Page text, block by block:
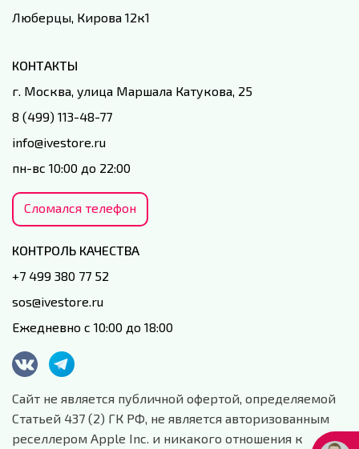
Люберцы, Кирова 12к1
КОНТАКТЫ
г. Москва, улица Маршала Катукова, 25
8 (499) 113-48-77
info@ivestore.ru
пн-вс 10:00 до 22:00
Сломался телефон
КОНТРОЛЬ КАЧЕСТВА
+7 499 380 77 52
sos@ivestore.ru
Ежедневно с 10:00 до 18:00
Сайт не является публичной офертой, определяемой
Статьей 437 (2) ГК РФ, не является авторизованным
реселлером Apple Inc. и никакого отношения к